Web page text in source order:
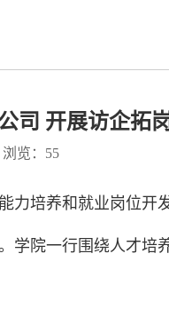
司 开展访企拓
览： 55
力培养和就业岗位开
学院一行围绕人才培